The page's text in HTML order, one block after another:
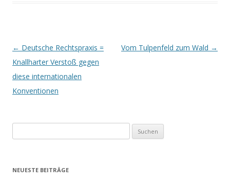
Beitrags-
Navigation
← Deutsche Rechtspraxis =
Knallharter Verstoß gegen
diese internationalen
Konventionen
Vom Tulpenfeld zum Wald →
nach:
NEUESTE BEITRÄGE